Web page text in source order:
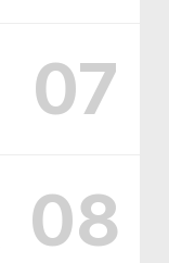
07
08